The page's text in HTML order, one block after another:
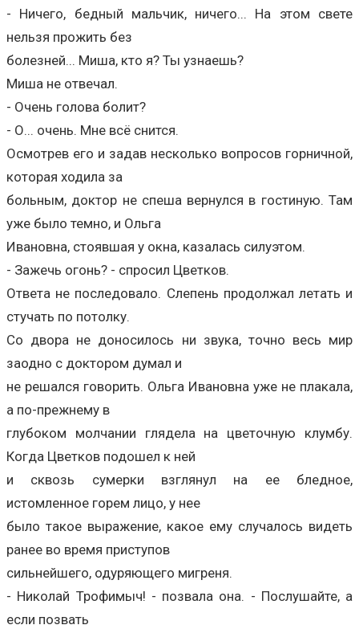
- Ничего, бедный мальчик, ничего... На этом свете
нельзя прожить без
болезней... Миша, кто я? Ты узнаешь?
Миша не отвечал.
- Очень голова болит?
- О... очень. Мне всё снится.
Осмотрев его и задав несколько вопросов горничной,
которая ходила за
больным, доктор не спеша вернулся в гостиную. Там
уже было темно, и Ольга
Ивановна, стоявшая у окна, казалась силуэтом.
- Зажечь огонь? - спросил Цветков.
Ответа не последовало. Слепень продолжал летать и
стучать по потолку.
Со двора не доносилось ни звука, точно весь мир
заодно с доктором думал и
не решался говорить. Ольга Ивановна уже не плакала,
а по-прежнему в
глубоком молчании глядела на цветочную клумбу.
Когда Цветков подошел к ней
и сквозь сумерки взглянул на ее бледное,
истомленное горем лицо, у нее
было такое выражение, какое ему случалось видеть
ранее во время приступов
сильнейшего, одуряющего мигреня.
- Николай Трофимыч! - позвала она. - Послушайте, а
если позвать